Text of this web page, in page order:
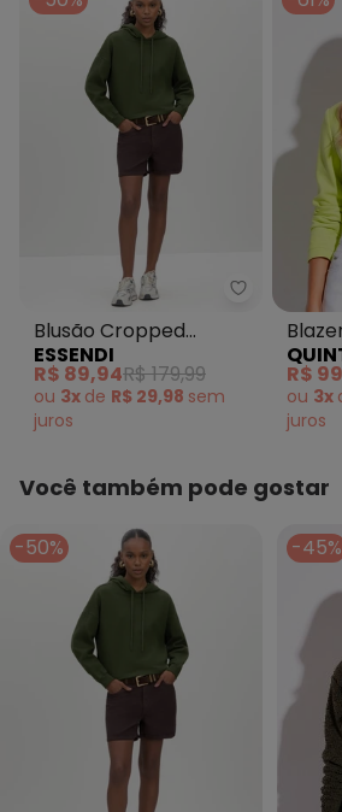
Essendi -
Blusão Cropped
Feminino em Moletom
Verde
ESSENDI
R$ 89,94R$ 179,99
ou 3x de R$ 29,98 sem
juros
R$
ou 3x
juros
Você também pode gostar
-50% -45%